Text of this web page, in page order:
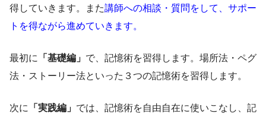
得していきます。また講師への相談・質問をして、サポー
トを得ながら進めていきます。
最初に 「基礎編」 で、記憶術を習得します。場所法・ペグ
法・ストーリー法といった３つの記憶術を習得します。
次に 「実践編」 では、記憶術を自由自在に使いこなし、記